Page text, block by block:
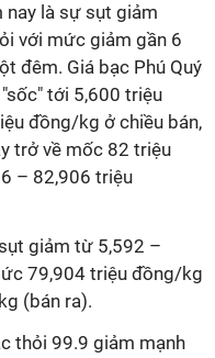
nay là sự sụt giảm
với mức giảm gần 6
đêm. Giá bạc Phú Quý
tới 5,600 triệu
đồng/kg ở chiều bán,
trở về mốc 82 triệu
– 82,906 triệu
giảm từ 5,592 –
79,904 triệu đồng/kg
(bán ra).
thỏi 99.9 giảm mạnh